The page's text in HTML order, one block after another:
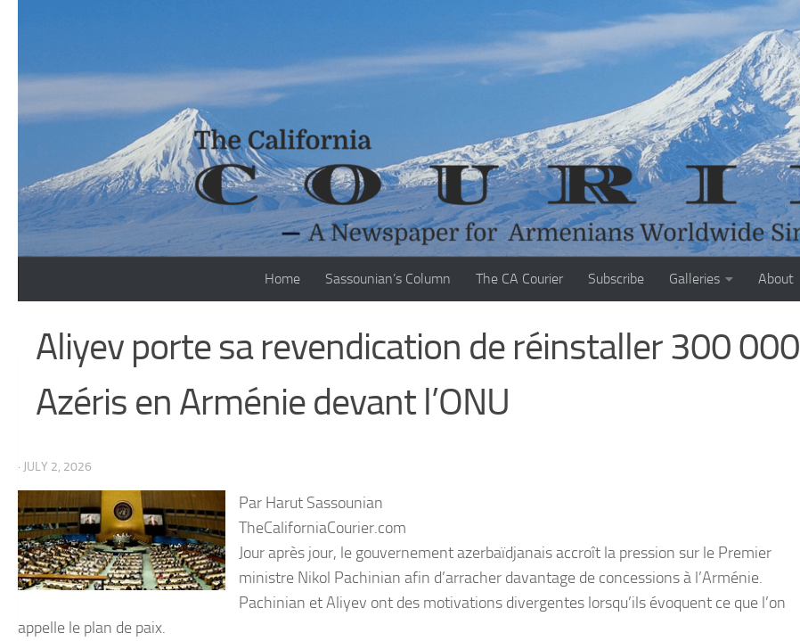
Home Sassounian’s Column The CA Courier Subscribe Galleries About
Aliyev porte sa revendication de réinstaller 300 000
Azéris en Arménie devant l’ONU
· JULY 2, 2026
Par Harut Sassounian
TheCaliforniaCourier.com
Jour après jour, le gouvernement azerbaïdjanais accroît la pression sur le Premier
ministre Nikol Pachinian afin d’arracher davantage de concessions à l’Arménie.
Pachinian et Aliyev ont des motivations divergentes lorsqu’ils évoquent ce que l’on
appelle le plan de paix.